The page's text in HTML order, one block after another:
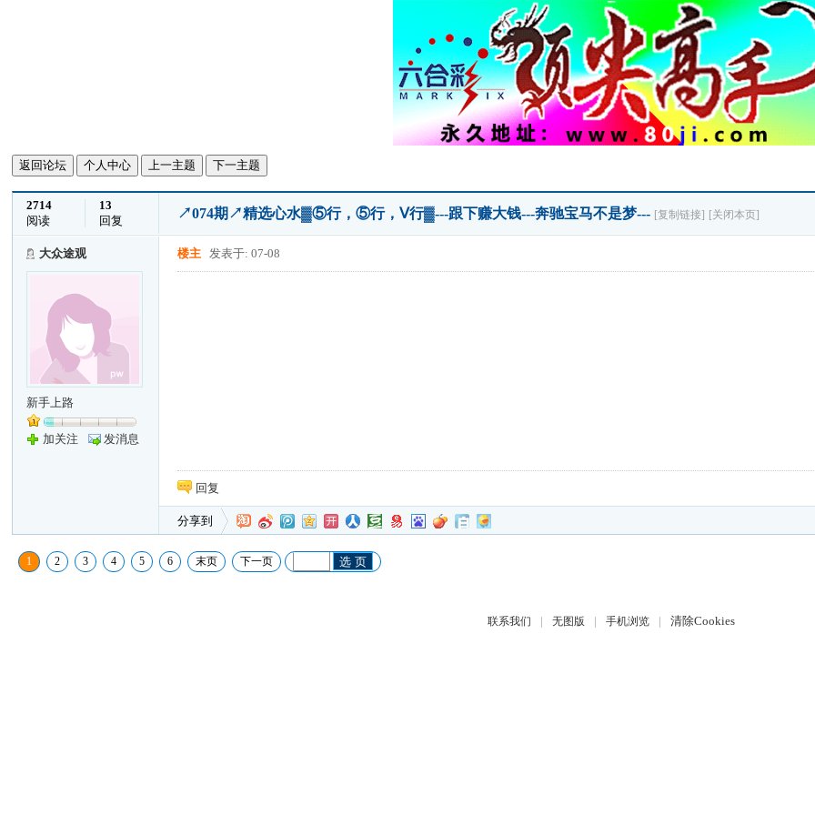
返回论坛 个人中心 上一主题 下一主题
2714
阅读
13
回复
↗074期↗精选心水▓⑤行，⑤行，Ⅴ行▓---跟下赚大钱---奔驰宝马不是梦--- [复制链接] [关闭本页]
大众途观
新手上路
加关注 发消息
楼主 发表于: 07-08
回复
分享到
1 2 3 4 5 6 末页 下一页 选 页
联系我们 | 无图版 | 手机浏览 | 清除Cookies